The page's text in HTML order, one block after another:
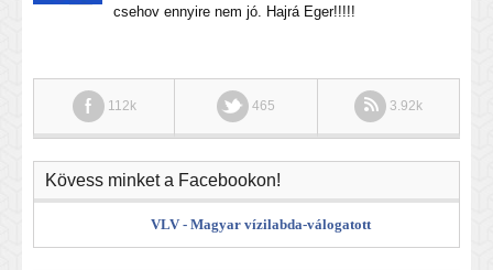
csehov ennyire nem jó. Hajrá Eger!!!!!
112k 465 3.92k
Kövess minket a Facebookon!
VLV - Magyar vízilabda-válogatott